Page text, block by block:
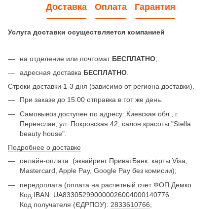
Доставка Оплата Гарантия
Услуга доставки осуществляется компанией
на отделение или почтомат БЕСПЛАТНО;
адресная доставка БЕСПЛАТНО
Строки доставки 1-3 дня (зависимо от региона доставки).
При заказе до 15:00 отправка в тот же день.
Самовывоз доступен по адресу: Киевская обл., г.
Переяслав, ул. Покровская 42, салон красоты "Stella
beauty house".
Подробнее о доставке
онлайн-оплата
(эквайринг ПриватБанк: карты Visa,
Mastercard, Apple Pay, Google Pay без комисии);
передоплата (оплата на расчетный счет ФОП Демко
Код IBAN: UA833052990000026004000140776
Код получателя (ЄДРПОУ): 2833610766;